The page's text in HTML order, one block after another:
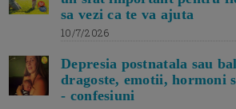
sa vezi ca te va ajuta
10/7/2026
Depresia postnatala sau
dragoste, emotii, hormoni
- confesiuni